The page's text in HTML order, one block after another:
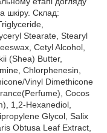
шкіру. Склад:
Stearate, Stearyl
Cetyl Alcohol,
(Shea) Butter,
Chlorphenesin,
Vinyl Dimethicone
Cocos
1,2-Hexanediol,
Glycol, Salix
Obtusa Leaf Extract,